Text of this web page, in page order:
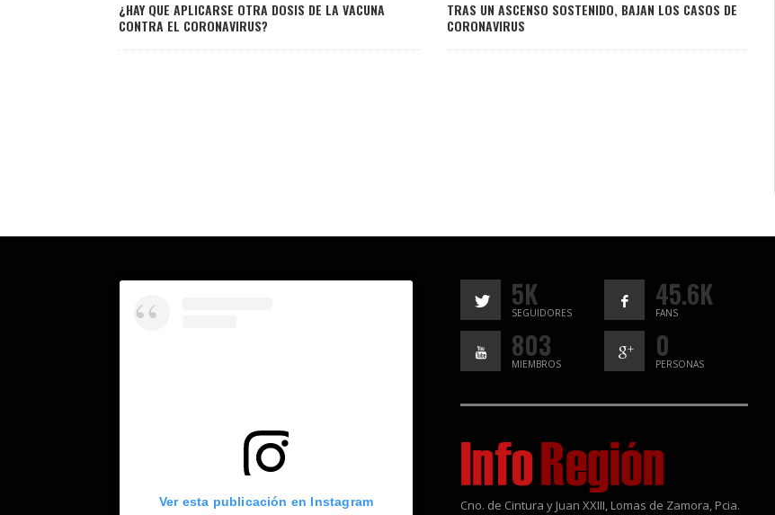
¿HAY QUE APLICARSE OTRA DOSIS DE LA VACUNA
CONTRA EL CORONAVIRUS?
TRAS UN ASCENSO SOSTENIDO, BAJAN LOS CASOS DE
CORONAVIRUS
Ver esta publicación en Instagram
5K
SEGUIDORES
45.6K
FANS
803
MIEMBROS
0
PERSONAS
Cno. de Cintura y Juan XXIII, Lomas de Zamora, Pcia.